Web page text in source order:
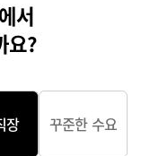
서
요?
장 꾸준한 수요